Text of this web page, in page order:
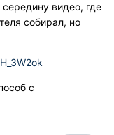
видео, где
собирал, но
с